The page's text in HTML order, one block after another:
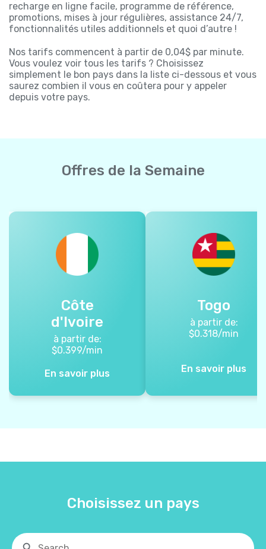
recharge en ligne facile, programme de référence,
promotions, mises à jour régulières, assistance 24/7,
fonctionnalités utiles additionnels et quoi d’autre !
Nos tarifs commencent à partir de 0,04$ par minute.
Vous voulez voir tous les tarifs ? Choisissez
simplement le bon pays dans la liste ci-dessous et vous
saurez combien il vous en coûtera pour y appeler
depuis votre pays.
Offres de la Semaine
Côte
d'Ivoire
à partir de:
$0.399/min
En savoir plus
Togo
à partir de:
$0.318/min
En savoir plus
Choisissez un pays